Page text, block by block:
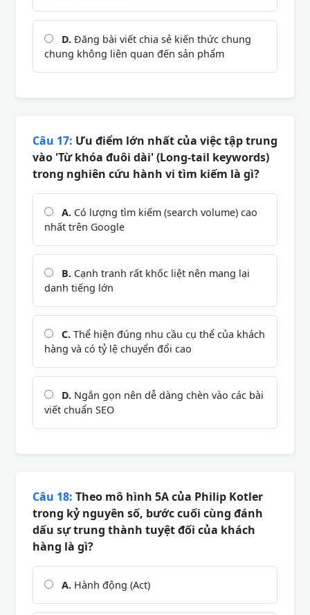
D. Đăng bài viết chia sẻ kiến thức chung
chung không liên quan đến sản phẩm
Câu 17: Ưu điểm lớn nhất của việc tập trung
vào 'Từ khóa đuôi dài' (Long-tail keywords)
trong nghiên cứu hành vi tìm kiếm là gì?
A. Có lượng tìm kiếm (search volume) cao
nhất trên Google
B. Cạnh tranh rất khốc liệt nên mang lại
danh tiếng lớn
C. Thể hiện đúng nhu cầu cụ thể của khách
hàng và có tỷ lệ chuyển đổi cao
D. Ngắn gọn nên dễ dàng chèn vào các bài
viết chuẩn SEO
Câu 18: Theo mô hình 5A của Philip Kotler
trong kỷ nguyên số, bước cuối cùng đánh
dấu sự trung thành tuyệt đối của khách
hàng là gì?
A. Hành động (Act)